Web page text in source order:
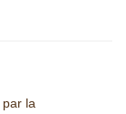
par la